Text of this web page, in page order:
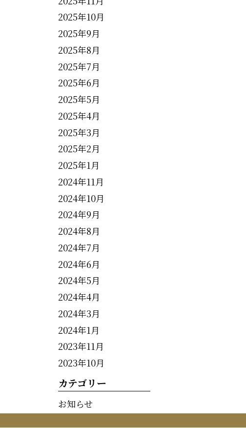
2025年10月
2025年9月
2025年8月
2025年7月
2025年6月
2025年5月
2025年4月
2025年3月
2025年2月
2025年1月
2024年11月
2024年10月
2024年9月
2024年8月
2024年7月
2024年6月
2024年5月
2024年4月
2024年3月
2024年1月
2023年11月
2023年10月
カテゴリー
お知らせ